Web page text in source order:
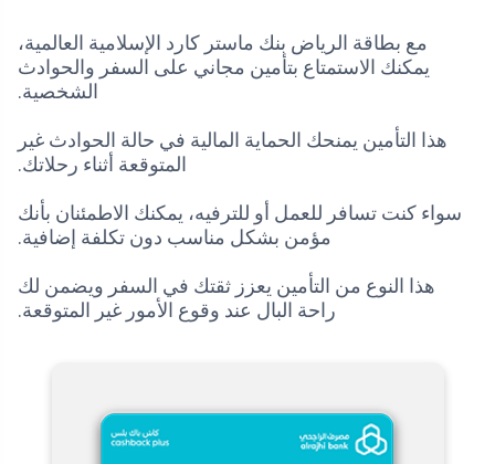
مع بطاقة الرياض بنك ماستر كارد الإسلامية العالمية،
يمكنك الاستمتاع بتأمين مجاني على السفر والحوادث
الشخصية.
هذا التأمين يمنحك الحماية المالية في حالة الحوادث غير
المتوقعة أثناء رحلاتك.
سواء كنت تسافر للعمل أو للترفيه، يمكنك الاطمئنان بأنك
مؤمن بشكل مناسب دون تكلفة إضافية.
هذا النوع من التأمين يعزز ثقتك في السفر ويضمن لك
راحة البال عند وقوع الأمور غير المتوقعة.